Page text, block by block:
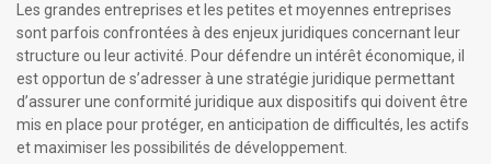
Les grandes entreprises et les petites et moyennes entreprises
sont parfois confrontées à des enjeux juridiques concernant leur
structure ou leur activité. Pour défendre un intérêt économique, il
est opportun de s’adresser à une stratégie juridique permettant
d’assurer une conformité juridique aux dispositifs qui doivent être
mis en place pour protéger, en anticipation de difficultés, les actifs
et maximiser les possibilités de développement.